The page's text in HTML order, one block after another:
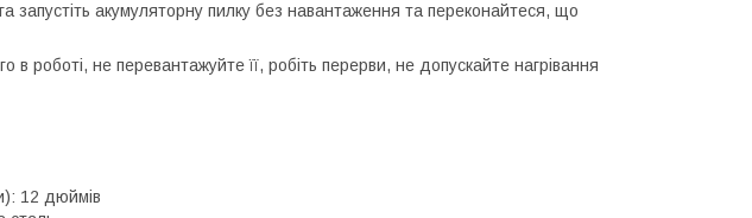
запустіть акумуляторну пилку без навантаження та переконайтеся, що
в роботі, не перевантажуйте її, робіть перерви, не допускайте нагрівання
12 дюймів